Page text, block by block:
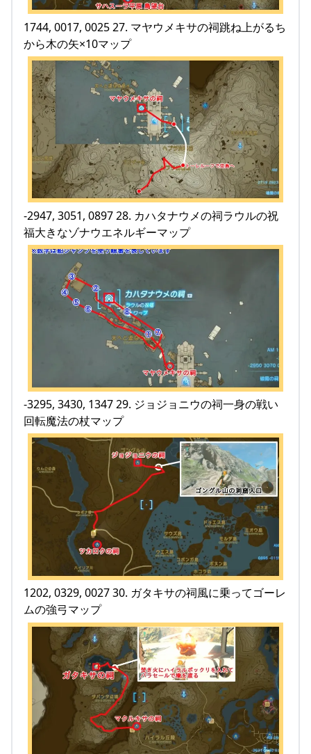
1744, 0017, 0025 27. マヤウメキサの祠跳ね上がるち
から木の矢×10マップ
-2947, 3051, 0897 28. カハタナウメの祠ラウルの祝
福大きなゾナウエネルギーマップ
-3295, 3430, 1347 29. ジョジョニウの祠一身の戦い
回転魔法の杖マップ
1202, 0329, 0027 30. ガタキサの祠風に乗ってゴーレ
ムの強弓マップ